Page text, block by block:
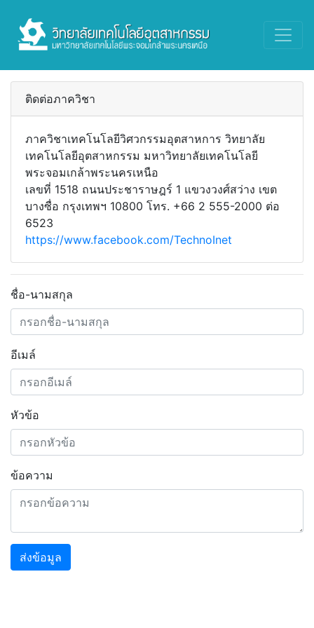
ติดต่อภาควิชา
ภาควิชาเทคโนโลยีวิศวกรรมอุตสาหการ วิทยาลัย
เทคโนโลยีอุตสาหกรรม มหาวิทยาลัยเทคโนโลยี
พระจอมเกล้าพระนครเหนือ
เลขที่ 1518 ถนนประชาราษฎร์ 1 แขวงวงศ์สว่าง เขต
บางซื่อ กรุงเทพฯ 10800 โทร. +66 2 555-2000 ต่อ
6523
https://www.facebook.com/TechnoInet
ชื่อ-นามสกุล
อีเมล์
หัวข้อ
ข้อความ
ส่งข้อมูล